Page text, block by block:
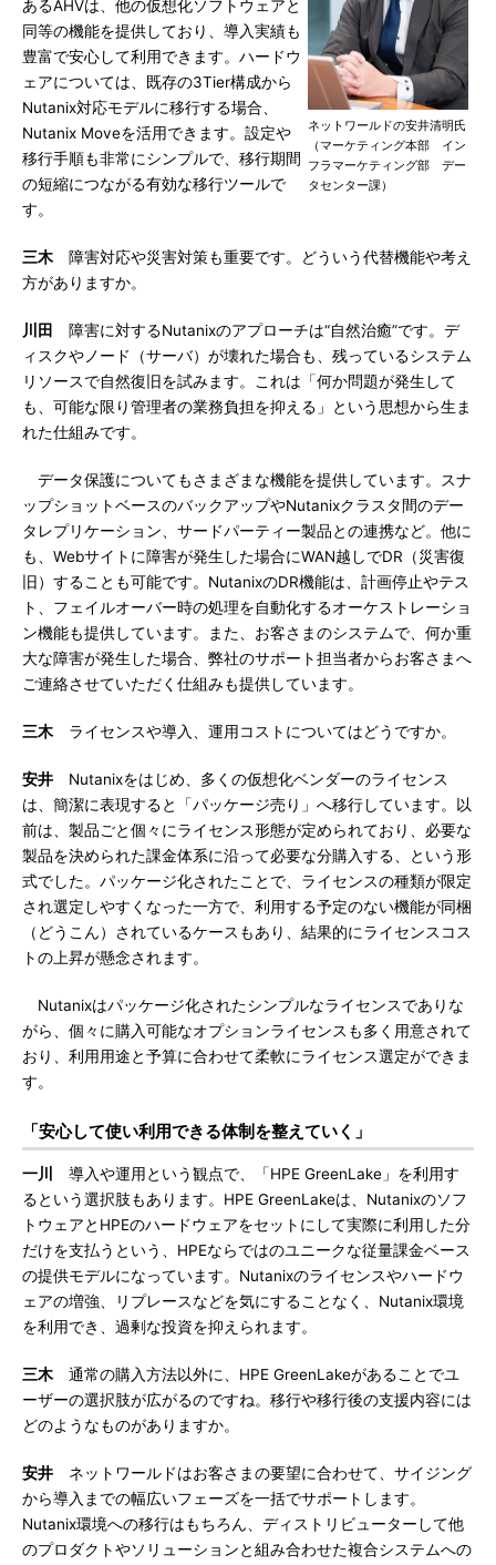
ネットワールドの安井清明氏
（マーケティング本部 イン
フラマーケティング部 デー
タセンター課）
あるAHVは、他の仮想化ソフトウェアと
同等の機能を提供しており、導入実績も
豊富で安心して利用できます。ハードウ
ェアについては、既存の3Tier構成から
Nutanix対応モデルに移行する場合、
Nutanix Moveを活用できます。設定や
移行手順も非常にシンプルで、移行期間
の短縮につながる有効な移行ツールで
す。
三木 障害対応や災害対策も重要です。どういう代替機能や考え
方がありますか。
川田
障害に対するNutanixのアプローチは“自然治癒”です。デ
ィスクやノード（サーバ）が壊れた場合も、残っているシステム
リソースで自然復旧を試みます。これは「何か問題が発生して
も、可能な限り管理者の業務負担を抑える」という思想から生ま
れた仕組みです。
データ保護についてもさまざまな機能を提供しています。スナ
ップショットベースのバックアップやNutanixクラスタ間のデー
タレプリケーション、サードパーティー製品との連携など。他に
も、Webサイトに障害が発生した場合にWAN越しでDR（災害復
旧）することも可能です。NutanixのDR機能は、計画停止やテス
ト、フェイルオーバー時の処理を自動化するオーケストレーショ
ン機能も提供しています。また、お客さまのシステムで、何か重
大な障害が発生した場合、弊社のサポート担当者からお客さまへ
ご連絡させていただく仕組みも提供しています。
三木 ライセンスや導入、運用コストについてはどうですか。
安井 Nutanixをはじめ、多くの仮想化ベンダーのライセンス
は、簡潔に表現すると「パッケージ売り」へ移行しています。以
前は、製品ごと個々にライセンス形態が定められており、必要な
製品を決められた課金体系に沿って必要な分購入する、という形
式でした。パッケージ化されたことで、ライセンスの種類が限定
され選定しやすくなった一方で、利用する予定のない機能が同梱
（どうこん）されているケースもあり、結果的にライセンスコス
トの上昇が懸念されます。
Nutanixはパッケージ化されたシンプルなライセンスでありな
がら、個々に購入可能なオプションライセンスも多く用意されて
おり、利用用途と予算に合わせて柔軟にライセンス選定ができま
す。
「安心して使い利用できる体制を整えていく」
一川
導入や運用という観点で、「HPE GreenLake」を利用す
るという選択肢もあります。HPE GreenLakeは、Nutanixのソフ
トウェアとHPEのハードウェアをセットにして実際に利用した分
だけを支払うという、HPEならではのユニークな従量課金ベース
の提供モデルになっています。Nutanixのライセンスやハードウ
ェアの増強、リプレースなどを気にすることなく、Nutanix環境
を利用でき、過剰な投資を抑えられます。
三木 通常の購入方法以外に、HPE GreenLakeがあることでユ
ーザーの選択肢が広がるのですね。移行や移行後の支援内容には
どのようなものがありますか。
安井 ネットワールドはお客さまの要望に合わせて、サイジング
から導入までの幅広いフェーズを一括でサポートします。
Nutanix環境への移行はもちろん、ディストリビューターして他
のプロダクトやソリューションと組み合わせた複合システムへの